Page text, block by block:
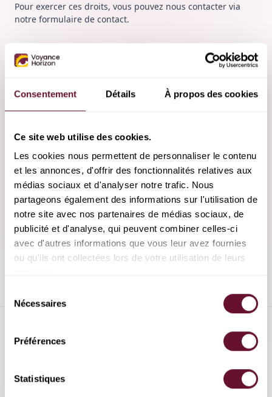
Consentement Détails À propos des cookies
Ce site web utilise des cookies.
Les cookies nous permettent de personnaliser le contenu
et les annonces, d'offrir des fonctionnalités relatives aux
médias sociaux et d'analyser notre trafic. Nous
partageons également des informations sur l'utilisation de
notre site avec nos partenaires de médias sociaux, de
publicité et d'analyse, qui peuvent combiner celles-ci
avec d'autres informations que vous leur avez fournies
ou qu'ils ont collectées lors de votre utilisation de leurs
Nécessaires
Préférences
Statistiques
Pour exercer ces droits, vous pouvez nous contacter via
notre formulaire de contact.
Sécurité
vos données contre tout accès non autorisé ou toute
divulgation. Seules les personnes autorisées ont accès à
vos informations.
Limite d'âge
Nos services sont réservés aux personnes âgées de plus
Modifications de la politique
Cette politique de confidentialité peut être mise à jour à
tout moment pour refléter les changements législatifs ou
techniques. Toute modification importante sera clairement
Autres liens utiles